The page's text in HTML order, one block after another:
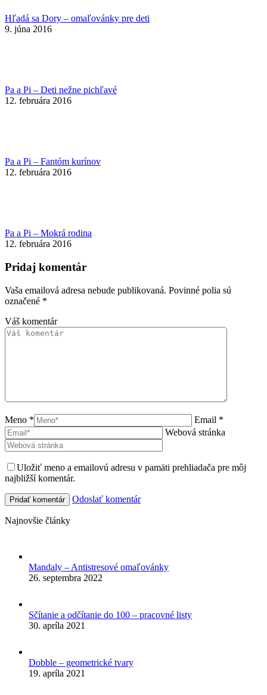
Hľadá sa Dory – omaľovánky pre deti
9. júna 2016
Pa a Pi – Deti nežne pichľavé
12. februára 2016
Pa a Pi – Fantóm kurínov
12. februára 2016
Pa a Pi – Mokrá rodina
12. februára 2016
Pridaj komentár
Vaša emailová adresa nebude publikovaná. Povinné polia sú
označené *
Váš komentár
Meno *
Email *
Webová stránka
Uložiť meno a emailovú adresu v pamäti prehliadača pre môj
najbližší komentár.
Odoslať komentár
Najnovšie články
Mandaly – Antistresové omaľovánky
26. septembra 2022
Sčítanie a odčítanie do 100 – pracovné listy
30. apríla 2021
Dobble – geometrické tvary
19. apríla 2021